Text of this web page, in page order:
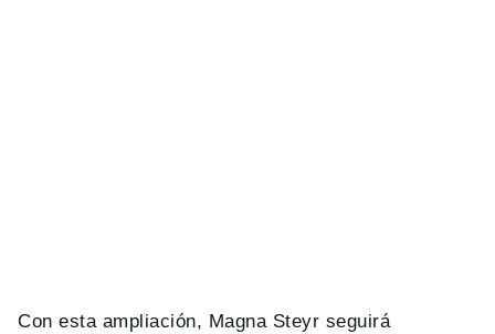
Con esta ampliación, Magna Steyr seguirá